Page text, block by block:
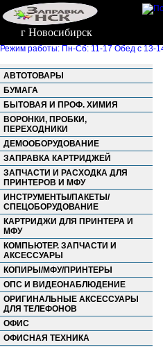
г Новосибирск
Режим работы: Пн-Сб: 11-17 Обед с 13-
АВТОТОВАРЫ
БУМАГА
БЫТОВАЯ И ПРОФ. ХИМИЯ
ВОРОНКИ, ПРОБКИ,
ПЕРЕХОДНИКИ
ДЕМООБОРУДОВАНИЕ
ЗАПРАВКА КАРТРИДЖЕЙ
ЗАПЧАСТИ И РАСХОДКА ДЛЯ
ПРИНТЕРОВ И МФУ
ИНСТРУМЕНТЫ/ПАКЕТЫ/
СПЕЦОБОРУДОВАНИЕ
КАРТРИДЖИ ДЛЯ ПРИНТЕРА И
МФУ
КОМПЬЮТЕР. ЗАПЧАСТИ И
АКСЕССУАРЫ
КОПИРЫ/МФУ/ПРИНТЕРЫ
ОПС И ВИДЕОНАБЛЮДЕНИЕ
ОРИГИНАЛЬНЫЕ АКСЕССУАРЫ
ДЛЯ ТЕЛЕФОНОВ
ОФИС
ОФИСНАЯ ТЕХНИКА